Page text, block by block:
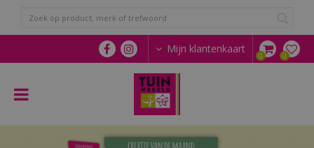
n
a
Mijn klantenkaart